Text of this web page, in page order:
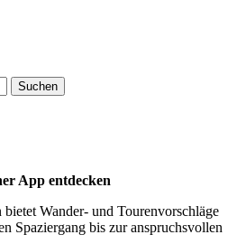
Suchen
App entdecken
Wander- und Tourenvorschläge
Spaziergang bis zur anspruchsvollen